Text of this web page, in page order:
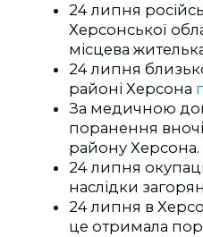
24 липня
Херсонської
місцева
24 липня
районі Херсона
За медичною
поранення
району Херсона.
24 липня
наслідки
24 липня в
це отримала